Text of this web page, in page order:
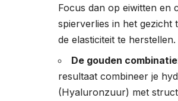
Focus dan op eiwitten en
spierverlies in het gezicht
de elasticiteit te herstellen.
De gouden combinatie
resultaat combineer je
(Hyaluronzuur) met